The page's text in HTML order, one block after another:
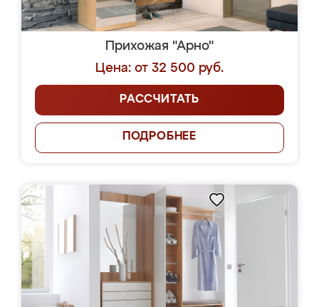
Прихожая "Арно"
Цена: от 32 500 руб.
РАССЧИТАТЬ
ПОДРОБНЕЕ